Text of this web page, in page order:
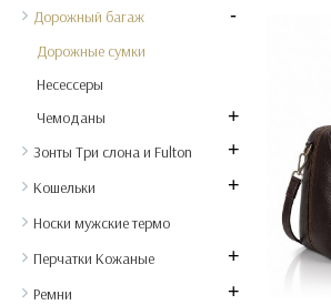
Дорожный багаж -
Дорожные сумки
Несессеры
Чемоданы
+
Зонты Три слона и Fulton +
Кошельки +
Носки мужские термо
Перчатки Кожаные
+
Ремни +